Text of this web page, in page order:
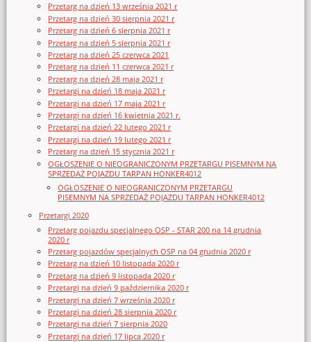
Przetarg na dzień 13 września 2021 r
Przetarg na dzień 30 sierpnia 2021 r
Przetarg na dzień 6 sierpnia 2021 r
Przetarg na dzień 5 sierpnia 2021 r
Przetarg na dzień 25 czerwca 2021
Przetarg na dzień 11 czerwca 2021 r
Przetarg na dzień 28 maja 2021 r
Przetargi na dzień 18 maja 2021 r
Przetargi na dzień 17 maja 2021 r
Przetargi na dzień 16 kwietnia 2021 r.
Przetargi na dzień 22 lutego 2021 r
Przetargi na dzień 19 lutego 2021 r
Przetarg na dzień 15 stycznia 2021 r
OGŁOSZENIE O NIEOGRANICZONYM PRZETARGU PISEMNYM NA
SPRZEDAŻ POJAZDU TARPAN HONKER4012
OGŁOSZENIE O NIEOGRANICZONYM PRZETARGU
PISEMNYM NA SPRZEDAŻ POJAZDU TARPAN HONKER4012
Przetargi 2020
Przetarg pojazdu specjalnego OSP - STAR 200 na 14 grudnia
2020 r
Przetarg pojazdów specjalnych OSP na 04 grudnia 2020 r
Przetarg na dzień 10 listopada 2020 r
Przetarg na dzień 9 listopada 2020 r
Przetargi na dzień 9 października 2020 r
Przetargi na dzień 7 września 2020 r
Przetargi na dzień 28 sierpnia 2020 r
Przetargi na dzień 7 sierpnia 2020
Przetargi na dzień 17 lipca 2020 r